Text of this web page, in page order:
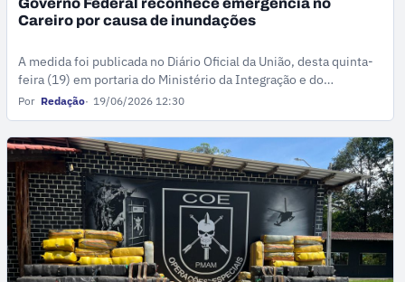
Careiro por causa de inundações
A medida foi publicada no Diário Oficial da União, desta quinta-
feira (19) em portaria do Ministério da Integração e do
Desenvolvimento Regional.
Por Redação 19/06/2026 12:30